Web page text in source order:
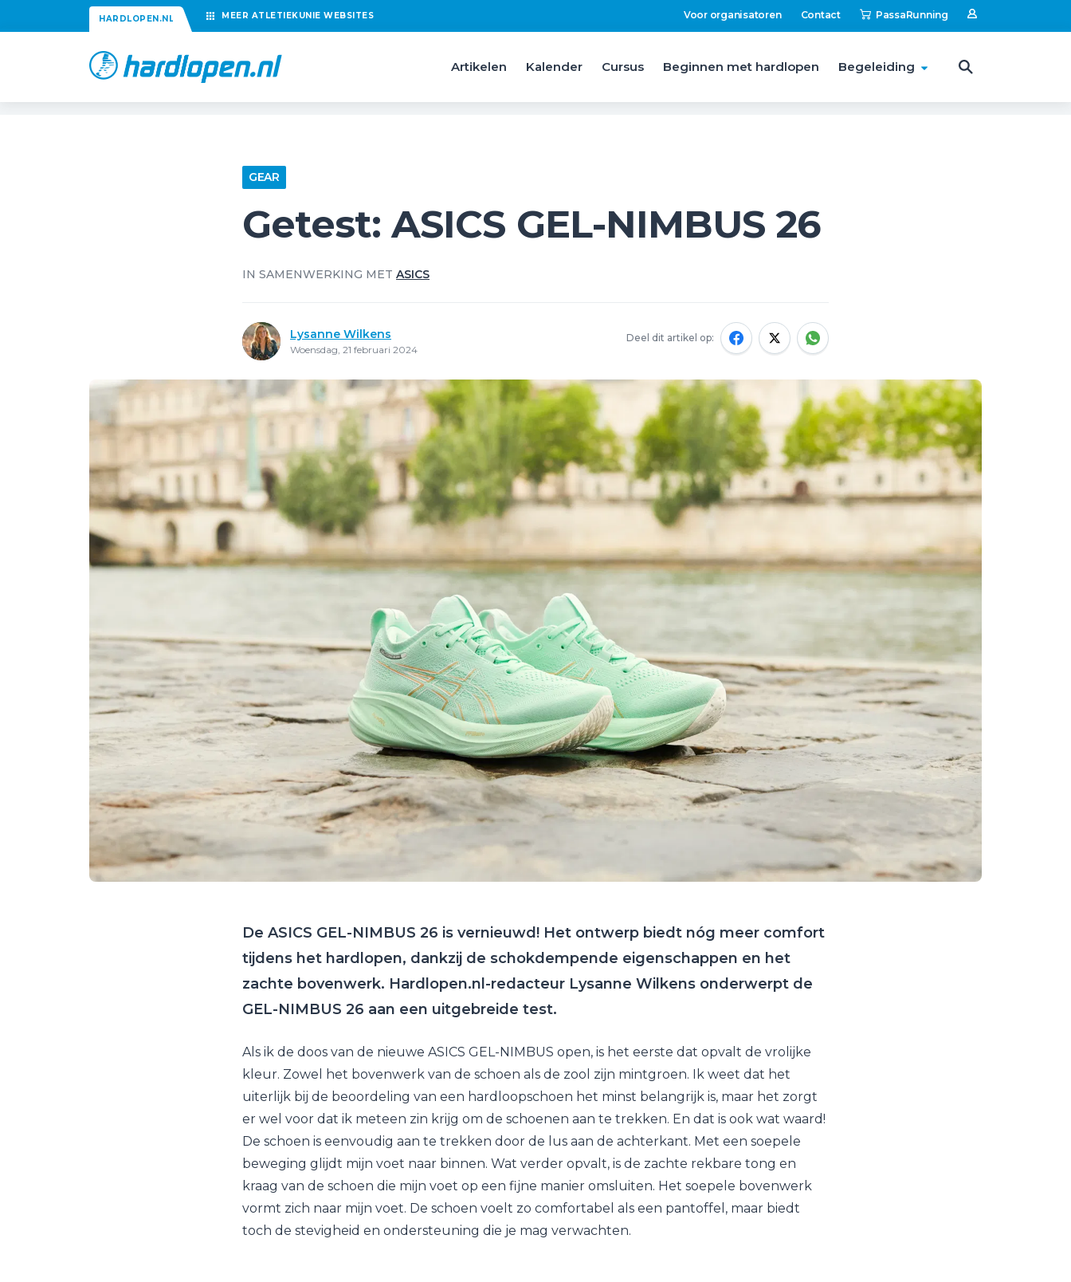
HARDLOPEN.NL MEER ATLETIEKUNIE WEBSITES Voor organisatoren Contact PassaRunning
Artikelen Kalender Cursus Beginnen met hardlopen Begeleiding
GEAR
Getest: ASICS GEL-NIMBUS 26
IN SAMENWERKING MET ASICS
Lysanne Wilkens
Woensdag, 21 februari 2024
Deel dit artikel op:
De ASICS GEL-NIMBUS 26 is vernieuwd! Het ontwerp biedt nóg meer comfort
tijdens het hardlopen, dankzij de schokdempende eigenschappen en het
zachte bovenwerk. Hardlopen.nl-redacteur Lysanne Wilkens onderwerpt de
GEL-NIMBUS 26 aan een uitgebreide test.
Als ik de doos van de nieuwe ASICS GEL-NIMBUS open, is het eerste dat opvalt de vrolijke
kleur. Zowel het bovenwerk van de schoen als de zool zijn mintgroen. Ik weet dat het
uiterlijk bij de beoordeling van een hardloopschoen het minst belangrijk is, maar het zorgt
er wel voor dat ik meteen zin krijg om de schoenen aan te trekken. En dat is ook wat waard!
De schoen is eenvoudig aan te trekken door de lus aan de achterkant. Met een soepele
beweging glijdt mijn voet naar binnen. Wat verder opvalt, is de zachte rekbare tong en
kraag van de schoen die mijn voet op een fijne manier omsluiten. Het soepele bovenwerk
vormt zich naar mijn voet. De schoen voelt zo comfortabel als een pantoffel, maar biedt
toch de stevigheid en ondersteuning die je mag verwachten.